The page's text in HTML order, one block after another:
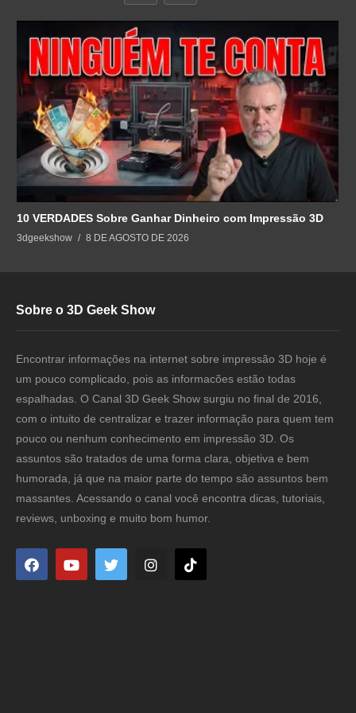
10 VERDADES Sobre Ganhar Dinheiro com Impressão 3D
3dgeekshow 8 DE AGOSTO DE 2026
Sobre o 3D Geek Show
Encontrar informações na internet sobre impressão 3D hoje é
um pouco complicado, pois as informacões estão todas
espalhadas. O Canal 3D Geek Show surgiu no final de 2016,
com o intuito de centralizar e trazer informação para quem tem
pouco ou nenhum conhecimento em impressão 3D. Os
assuntos são tratados de uma forma clara, objetiva e bem
humorada, já que na maior parte do tempo são assuntos bem
massantes. Acessando o canal você encontra dicas, tutoriais,
reviews, unboxing e muito bom humor.